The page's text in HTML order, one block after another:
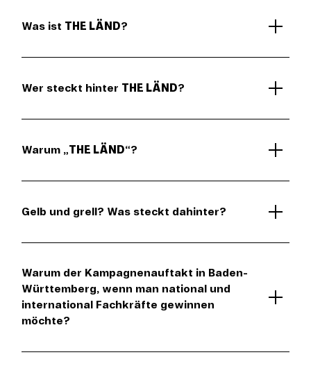
Was ist THE LÄND?
Wer steckt hinter THE LÄND?
Warum „THE LÄND“?
Gelb und grell? Was steckt dahinter?
Warum der Kampagnenauftakt in Baden-
Württemberg, wenn man national und
international Fachkräfte gewinnen
möchte?